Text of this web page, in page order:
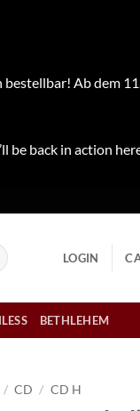
Ab dem
be back in action
LOGIN
BETHLEHEM
/ CD / CD H